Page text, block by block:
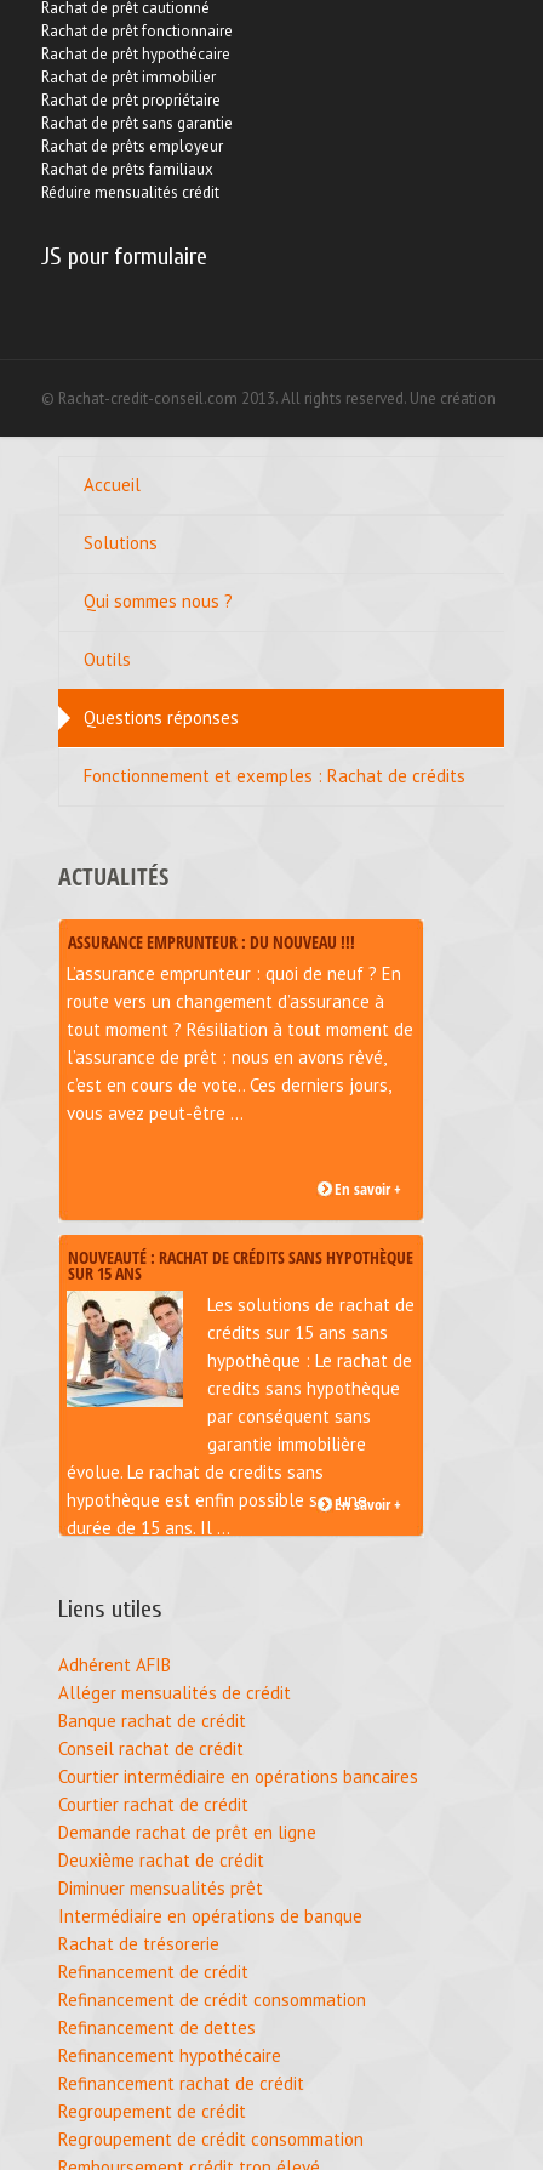
Rachat de trésorerie
Refinancement de crédit
Refinancement de crédit consommation
Refinancement de dettes
Refinancement hypothécaire
Refinancement rachat de crédit
Regroupement de crédit
Remboursement crédit trop élevé
Renégociation de crédit
Solutions regroupement de crédits
Accueil
Solutions
Qui sommes nous ?
Outils
Questions réponses
Fonctionnement et exemples : Rachat de crédits
ACTUALITÉS
ASSURANCE EMPRUNTEUR : DU NOUVEAU !!!
L’assurance emprunteur : quoi de neuf ? En
route vers un changement d’assurance à
tout moment ? Résiliation à tout moment de
l’assurance de prêt : nous en avons rêvé,
c’est en cours de vote.. Ces derniers jours,
vous avez peut-être ...
En savoir +
NOUVEAUTÉ : RACHAT DE CRÉDITS SANS HYPOTHÈQUE
SUR 15 ANS
Les solutions de rachat de
crédits sur 15 ans sans
hypothèque : Le rachat de
credits sans hypothèque
par conséquent sans
garantie immobilière
évolue. Le rachat de credits sans
hypothèque est enfin possible sur une
durée de 15 ans. Il ...
En savoir +
Liens utiles
Adhérent AFIB
Alléger mensualités de crédit
Banque rachat de crédit
Conseil rachat de crédit
Courtier intermédiaire en opérations bancaires
Courtier rachat de crédit
Demande rachat de prêt en ligne
Deuxième rachat de crédit
Diminuer mensualités prêt
Intermédiaire en opérations de banque
Rachat de trésorerie
Refinancement de crédit
Refinancement de crédit consommation
Refinancement de dettes
Refinancement hypothécaire
Refinancement rachat de crédit
Regroupement de crédit
Regroupement de crédit consommation
Rachat de prêt cautionné
Rachat de prêt fonctionnaire
Rachat de prêt hypothécaire
Rachat de prêt immobilier
Rachat de prêt propriétaire
Rachat de prêt sans garantie
Rachat de prêts employeur
Rachat de prêts familiaux
Réduire mensualités crédit
JS pour formulaire
© Rachat-credit-conseil.com 2013. All rights reserved. Une création